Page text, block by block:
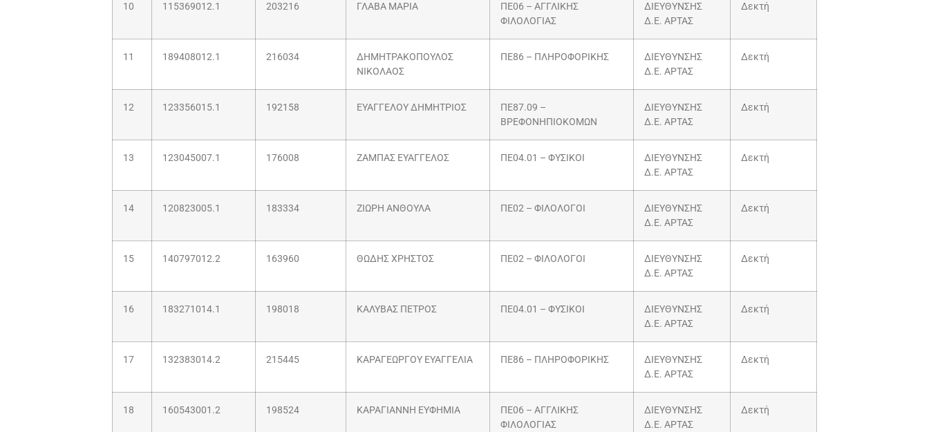
10 115369012.1 203216 ΓΛΑΒΑ ΜΑΡΙΑ
ΠΕ06 – ΑΓΓΛΙΚΗΣ
ΦΙΛΟΛΟΓΙΑΣ
ΔΙΕΥΘΥΝΣΗΣ
Δ.Ε. ΑΡΤΑΣ
Δεκτή
11 189408012.1 216034
ΔΗΜΗΤΡΑΚΟΠΟΥΛΟΣ
ΝΙΚΟΛΑΟΣ
ΠΕ86 – ΠΛΗΡΟΦΟΡΙΚΗΣ
ΔΙΕΥΘΥΝΣΗΣ
Δ.Ε. ΑΡΤΑΣ
Δεκτή
12 123356015.1 192158 ΕΥΑΓΓΕΛΟΥ ΔΗΜΗΤΡΙΟΣ
ΠΕ87.09 –
ΒΡΕΦΟΝΗΠΙΟΚΟΜΩΝ
ΔΙΕΥΘΥΝΣΗΣ
Δ.Ε. ΑΡΤΑΣ
Δεκτή
13 123045007.1 176008 ΖΑΜΠΑΣ ΕΥΑΓΓΕΛΟΣ ΠΕ04.01 – ΦΥΣΙΚΟΙ
ΔΙΕΥΘΥΝΣΗΣ
Δ.Ε. ΑΡΤΑΣ
Δεκτή
14 120823005.1 183334 ΖΙΩΡΗ ΑΝΘΟΥΛΑ ΠΕ02 – ΦΙΛΟΛΟΓΟΙ
ΔΙΕΥΘΥΝΣΗΣ
Δ.Ε. ΑΡΤΑΣ
Δεκτή
15 140797012.2 163960 ΘΩΔΗΣ ΧΡΗΣΤΟΣ ΠΕ02 – ΦΙΛΟΛΟΓΟΙ
ΔΙΕΥΘΥΝΣΗΣ
Δ.Ε. ΑΡΤΑΣ
Δεκτή
16 183271014.1 198018 ΚΑΛΥΒΑΣ ΠΕΤΡΟΣ ΠΕ04.01 – ΦΥΣΙΚΟΙ
ΔΙΕΥΘΥΝΣΗΣ
Δ.Ε. ΑΡΤΑΣ
Δεκτή
17 132383014.2 215445 ΚΑΡΑΓΕΩΡΓΟΥ ΕΥΑΓΓΕΛΙΑ ΠΕ86 – ΠΛΗΡΟΦΟΡΙΚΗΣ
ΔΙΕΥΘΥΝΣΗΣ
Δ.Ε. ΑΡΤΑΣ
Δεκτή
18 160543001.2 198524 ΚΑΡΑΓΙΑΝΝΗ ΕΥΦΗΜΙΑ
ΠΕ06 – ΑΓΓΛΙΚΗΣ
ΦΙΛΟΛΟΓΙΑΣ
ΔΙΕΥΘΥΝΣΗΣ
Δ.Ε. ΑΡΤΑΣ
Δεκτή